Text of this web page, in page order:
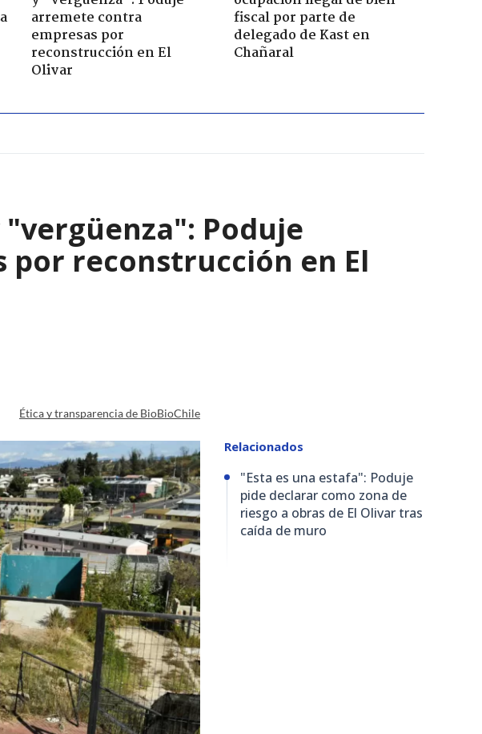
arremete contra
empresas por
reconstrucción en El
Olivar
fiscal por parte de
delegado de Kast en
Chañaral
Poduje
reconstrucción en El
Ética y transparencia de BioBioChile
Relacionados
"Esta es una estafa": Poduje
pide declarar como zona de
riesgo a obras de El Olivar tras
caída de muro